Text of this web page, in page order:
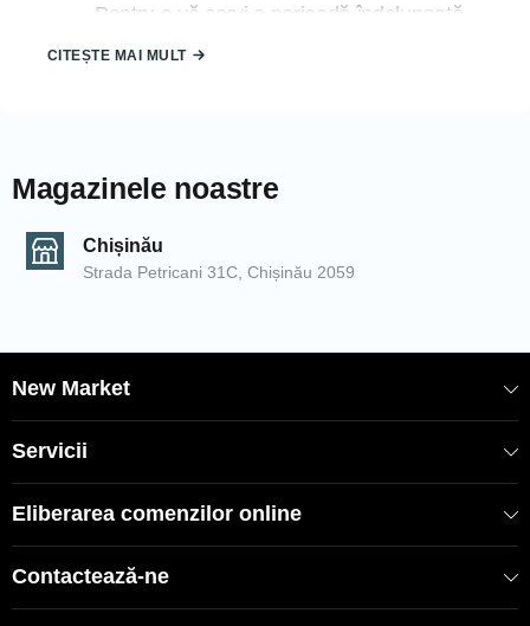
Pentru a vă servi o perioadă îndelungată
de timp se recomandă spălarea la 30
Datorită luminii la care sunt expuse produsele în timpul
fotografierii și din cauza blitz-ului camerei de fotografiat,
produsele pot căpăta nuanțe diferite. De asemenea,
nuanțele pot să difere de la un calculator la altul.
CITEȘTE MAI MULT
Magazinele noastre
Chișinău
Strada Petricani 31C, Chișinău 2059
New Market
Servicii
Eliberarea comenzilor online
Contactează-ne